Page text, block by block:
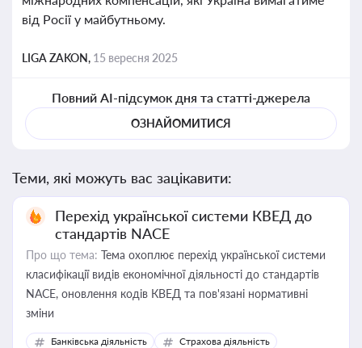
від Росії у майбутньому.
LIGA ZAKON, 15 вересня 2025
Повний AI-підсумок дня та статті-джерела
ОЗНАЙОМИТИСЯ
Теми, які можуть вас зацікавити:
Перехід української системи КВЕД до
стандартів NACE
Про що тема: Тема охоплює перехід української системи
класифікації видів економічної діяльності до стандартів
NACE, оновлення кодів КВЕД та пов'язані нормативні
зміни
Банківська діяльність
Страхова діяльність